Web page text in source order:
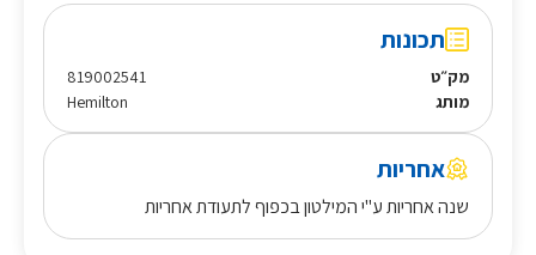
תכונות
מק״ט
819002541
מותג
Hemilton
אחריות
שנה אחריות ע"י המילטון בכפוף לתעודת אחריות